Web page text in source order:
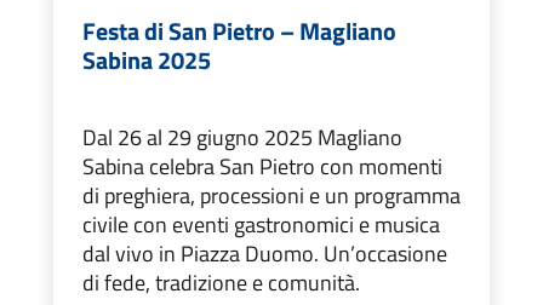
Festa di San Pietro – Magliano
Sabina 2025
Dal 26 al 29 giugno 2025 Magliano
Sabina celebra San Pietro con momenti
di preghiera, processioni e un programma
civile con eventi gastronomici e musica
dal vivo in Piazza Duomo. Un’occasione
di fede, tradizione e comunità.